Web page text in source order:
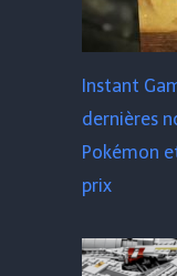
Instant
dernières
Pokémon
prix